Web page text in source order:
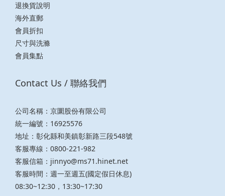
退換貨說明
海外直郵
會員折扣
尺寸與洗滌
會員集點
Contact Us / 聯絡我們
公司名稱：京圜股份有限公司
統一編號：16925576
地址：彰化縣和美鎮彰新路三段548號
客服專線：0800-221-982
客服信箱： jinnyo@ms71.hinet.net
客服時間：週一至週五(國定假日休息)
08:30~12:30，13:30~17:30